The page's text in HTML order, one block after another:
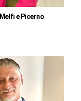
e Picerno